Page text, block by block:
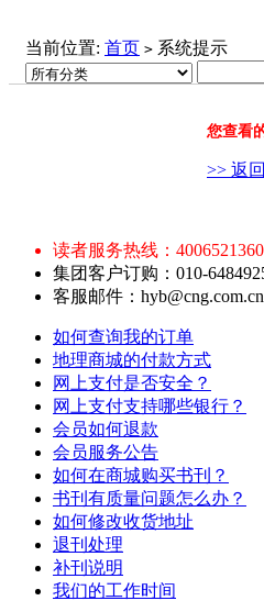
当前位置: 首页 > 系统提示
您查看
>> 返
读者服务热线：4006521360
集团客户订购：010-
客服邮件：hyb@cng.com.cn
如何查询我的订单
地理商城的付款方式
网上支付是否安全？
网上支付支持哪些银行？
会员如何退款
会员服务公告
如何在商城购买书刊？
书刊有质量问题怎么办？
如何修改收货地址
退刊处理
补刊说明
我们的工作时间